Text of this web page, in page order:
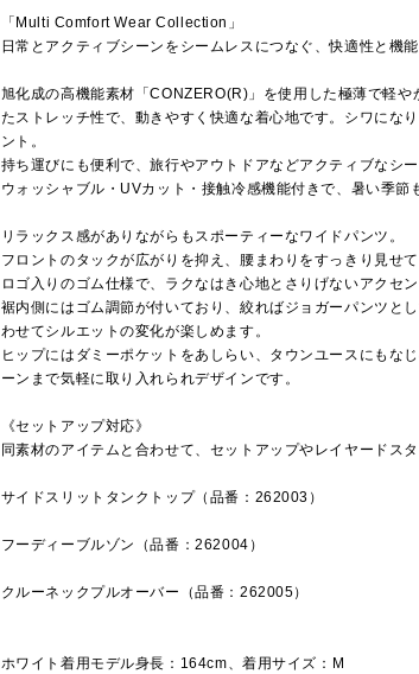
「Multi Comfort Wear Collection」
日常とアクティブシーンをシームレスにつなぐ、快適性と機
旭化成の高機能素材「CONZERO(R)」を使用した極薄で軽
たストレッチ性で、動きやすく快適な着心地です。シワにな
ント。
持ち運びにも便利で、旅行やアウトドアなどアクティブなシー
ウォッシャブル・UVカット・接触冷感機能付きで、暑い季節
リラックス感がありながらもスポーティーなワイドパンツ。
フロントのタックが広がりを抑え、腰まわりをすっきり見せ
ロゴ入りのゴム仕様で、ラクなはき心地とさりげないアクセン
裾内側にはゴム調節が付いており、絞ればジョガーパンツと
わせてシルエットの変化が楽しめます。
ヒップにはダミーポケットをあしらい、タウンユースにもな
ーンまで気軽に取り入れられデザインです。
《セットアップ対応》
同素材のアイテムと合わせて、セットアップやレイヤードス
サイドスリットタンクトップ（品番：262003）
フーディーブルゾン（品番：262004）
クルーネックプルオーバー（品番：262005）
ホワイト着用モデル身長：164cm、着用サイズ：M